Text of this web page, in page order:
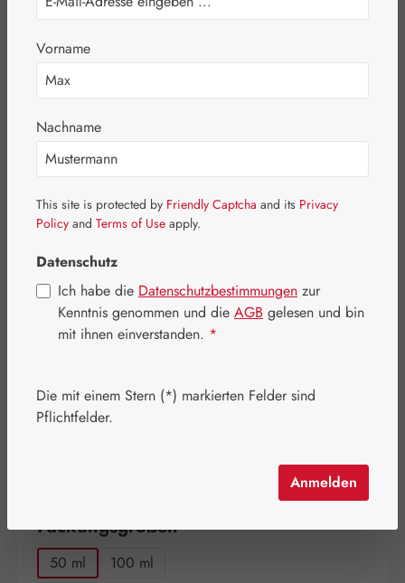
Bildergalerie überspringen
13,40 €
Inhalt: 0.05 Liter (268,00 € / 1 Liter)
Preise inkl. MwSt. zzgl. Versandkosten
Packungsgrößenauswählen
50 ml 100 ml
Vorname
Nachname
This site is protected by Friendly Captcha and its Privacy
Policy and Terms of Use apply.
Datenschutz
Ich habe die Datenschutzbestimmungen zur
Kenntnis genommen und die AGB gelesen und bin
mit ihnen einverstanden. *
Die mit einem Stern (*) markierten Felder sind
Pflichtfelder.
Anmelden